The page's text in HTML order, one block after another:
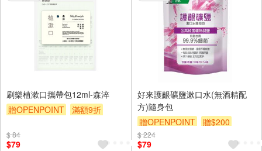
刷樂植漱口攜帶包12ml-森淬
贈OPENPOINT
滿額9折
$ 84
$79
好來護齦礦鹽漱口水(無酒精配
方)隨身包
贈OPENPOINT
贈$200
$ 224
$79